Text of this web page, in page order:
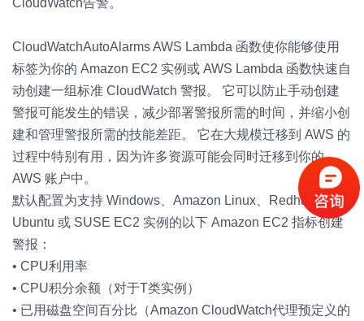
CloudWatch告警。
CloudWatchAutoAlarms AWS Lambda 函数使你能够使用
标签为你的 Amazon EC2 实例或 AWS Lambda 函数快速自
动创建一组标准 CloudWatch 警报。 它可以防止手动创建
警报可能发生的错误，减少部署警报所需的时间，并缩小创
建和管理警报所需的技能差距。 它在大规模迁移到 AWS 的
过程中特别有用，因为许多资源可能会同时迁移到你的
AWS 账户中。
默认配置为支持 Windows、Amazon Linux、Redhat、
Ubuntu 或 SUSE EC2 实例的以下 Amazon EC2 指标创建
警报：
• CPU利用率
• CPU积分余额（对于T类实例）
• 已用磁盘空间百分比（Amazon CloudWatch代理预定义的